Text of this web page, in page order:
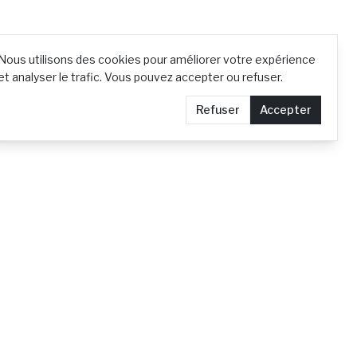
utilisons des cookies pour améliorer votre expérience
analyser le trafic. Vous pouvez accepter ou refuser.
Refuser Accepter